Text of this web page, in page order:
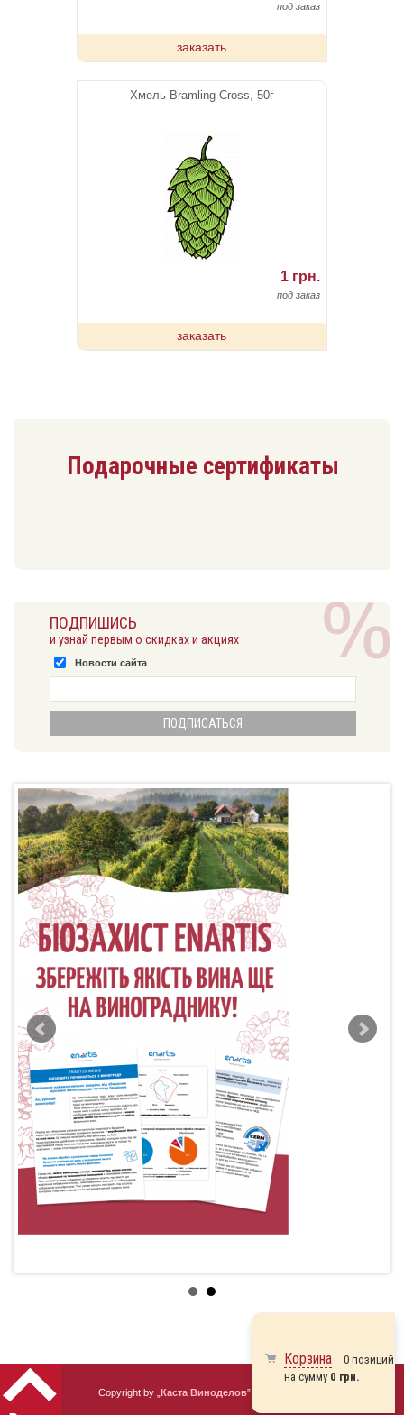
под заказ
заказать
Хмель Bramling Cross, 50г
1 грн.
под заказ
заказать
Подарочные сертификаты
ПОДПИШИСЬ
и узнай первым о скидках и акциях
Новости сайта
Copyright by „ Каста Виноделов” 2010 - 2026
Корзина
0 позиций
на сумму 0 грн.